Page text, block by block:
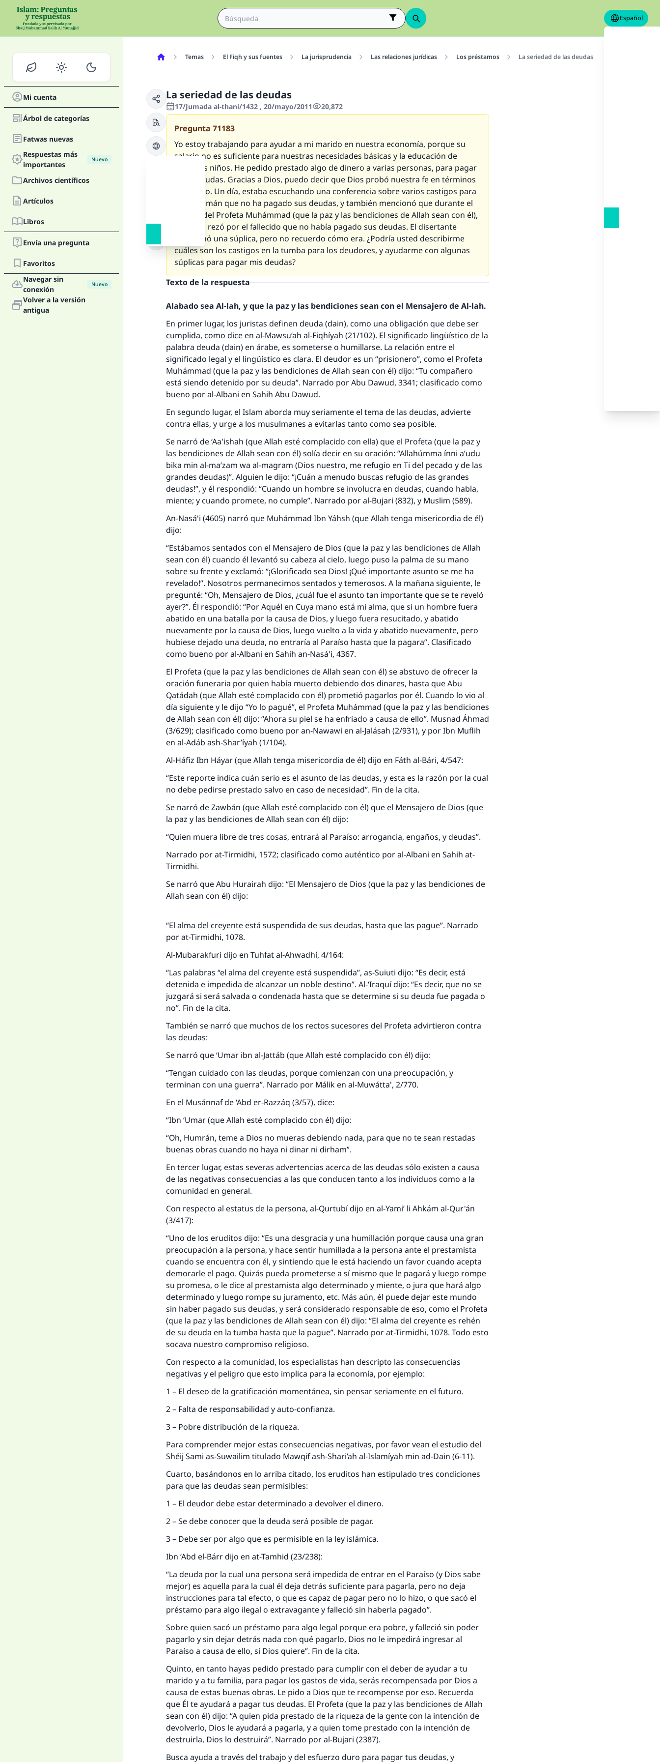
Español
Mi cuenta
Árbol de categorías
Fatwas nuevas
Respuestas más
importantes
Nuevo
Archivos científicos
Artículos
Libros
Envía una pregunta
Favoritos
Navegar sin
conexión
Nuevo
Volver a la versión
antigua
Temas El Fiqh y sus fuentes La jurisprudencia Las relaciones jurídicas Los préstamos La seriedad de las deudas
La seriedad de las deudas
17/Jumada al-thani/1432 , 20/mayo/2011 20,872
Pregunta 71183
Yo estoy trabajando para ayudar a mi marido en nuestra economía, porque su
salario no es suficiente para nuestras necesidades básicas y la educación de
nuestros niños. He pedido prestado algo de dinero a varias personas, para pagar
otras deudas. Gracias a Dios, puedo decir que Dios probó nuestra fe en términos
de dinero. Un día, estaba escuchando una conferencia sobre varios castigos para
el musulmán que no ha pagado sus deudas, y también mencionó que durante el
tiempo del Profeta Muhámmad (que la paz y las bendiciones de Allah sean con él),
él nunca rezó por el fallecido que no había pagado sus deudas. El disertante
mencionó una súplica, pero no recuerdo cómo era. ¿Podría usted describirme
cuáles son los castigos en la tumba para los deudores, y ayudarme con algunas
súplicas para pagar mis deudas?
Texto de la respuesta
Alabado sea Al-lah, y que la paz y las bendiciones sean con el Mensajero de Al-lah.
En primer lugar, los juristas definen deuda (dain), como una obligación que debe ser
cumplida, como dice en al-Mawsu’ah al-Fiqhíyah (21/102). El significado lingüístico de la
palabra deuda (dain) en árabe, es someterse o humillarse. La relación entre el
significado legal y el lingüístico es clara. El deudor es un “prisionero”, como el Profeta
Muhámmad (que la paz y las bendiciones de Allah sean con él) dijo: “Tu compañero
está siendo detenido por su deuda”. Narrado por Abu Dawud, 3341; clasificado como
bueno por al-Albani en Sahih Abu Dawud.
En segundo lugar, el Islam aborda muy seriamente el tema de las deudas, advierte
contra ellas, y urge a los musulmanes a evitarlas tanto como sea posible.
Se narró de ‘Aa'ishah (que Allah esté complacido con ella) que el Profeta (que la paz y
las bendiciones de Allah sean con él) solía decir en su oración: “Allahúmma ínni a’udu
bika min al-ma’zam wa al-magram (Dios nuestro, me refugio en Ti del pecado y de las
grandes deudas)”. Alguien le dijo: “¡Cuán a menudo buscas refugio de las grandes
deudas!”, y él respondió: “Cuando un hombre se involucra en deudas, cuando habla,
miente; y cuando promete, no cumple”. Narrado por al-Bujari (832), y Muslim (589).
An-Nasá'i (4605) narró que Muhámmad Ibn Yáhsh (que Allah tenga misericordia de él)
dijo:
“Estábamos sentados con el Mensajero de Dios (que la paz y las bendiciones de Allah
sean con él) cuando él levantó su cabeza al cielo, luego puso la palma de su mano
sobre su frente y exclamó: “¡Glorificado sea Dios! ¡Qué importante asunto se me ha
revelado!”. Nosotros permanecimos sentados y temerosos. A la mañana siguiente, le
pregunté: “Oh, Mensajero de Dios, ¿cuál fue el asunto tan importante que se te reveló
ayer?”. Él respondió: “Por Aquél en Cuya mano está mi alma, que si un hombre fuera
abatido en una batalla por la causa de Dios, y luego fuera resucitado, y abatido
nuevamente por la causa de Dios, luego vuelto a la vida y abatido nuevamente, pero
hubiese dejado una deuda, no entraría al Paraíso hasta que la pagara”. Clasificado
como bueno por al-Albani en Sahih an-Nasá'i, 4367.
El Profeta (que la paz y las bendiciones de Allah sean con él) se abstuvo de ofrecer la
oración funeraria por quien había muerto debiendo dos dinares, hasta que Abu
Qatádah (que Allah esté complacido con él) prometió pagarlos por él. Cuando lo vio al
día siguiente y le dijo “Yo lo pagué”, el Profeta Muhámmad (que la paz y las bendiciones
de Allah sean con él) dijo: “Ahora su piel se ha enfriado a causa de ello”. Musnad Áhmad
(3/629); clasificado como bueno por an-Nawawi en al-Jalásah (2/931), y por Ibn Muflih
en al-Adáb ash-Shar’íyah (1/104).
Al-Háfiz Ibn Háyar (que Allah tenga misericordia de él) dijo en Fáth al-Bári, 4/547:
“Este reporte indica cuán serio es el asunto de las deudas, y esta es la razón por la cual
no debe pedirse prestado salvo en caso de necesidad”. Fin de la cita.
Se narró de Zawbán (que Allah esté complacido con él) que el Mensajero de Dios (que
la paz y las bendiciones de Allah sean con él) dijo:
“Quien muera libre de tres cosas, entrará al Paraíso: arrogancia, engaños, y deudas”.
Narrado por at-Tirmidhi, 1572; clasificado como auténtico por al-Albani en Sahih at-
Tirmidhi.
Se narró que Abu Hurairah dijo: “El Mensajero de Dios (que la paz y las bendiciones de
Allah sean con él) dijo:
“El alma del creyente está suspendida de sus deudas, hasta que las pague”. Narrado
por at-Tirmidhi, 1078.
Al-Mubarakfuri dijo en Tuhfat al-Ahwadhí, 4/164:
“Las palabras “el alma del creyente está suspendida”, as-Suiuti dijo: “Es decir, está
detenida e impedida de alcanzar un noble destino”. Al-‘Iraquí dijo: “Es decir, que no se
juzgará si será salvada o condenada hasta que se determine si su deuda fue pagada o
no”. Fin de la cita.
También se narró que muchos de los rectos sucesores del Profeta advirtieron contra
las deudas:
Se narró que ‘Umar ibn al-Jattáb (que Allah esté complacido con él) dijo:
“Tengan cuidado con las deudas, porque comienzan con una preocupación, y
terminan con una guerra”. Narrado por Málik en al-Muwátta', 2/770.
En el Musánnaf de ‘Abd er-Razzáq (3/57), dice:
“Ibn ‘Umar (que Allah esté complacido con él) dijo:
“Oh, Humrán, teme a Dios no mueras debiendo nada, para que no te sean restadas
buenas obras cuando no haya ni dinar ni dirham”.
En tercer lugar, estas severas advertencias acerca de las deudas sólo existen a causa
de las negativas consecuencias a las que conducen tanto a los individuos como a la
comunidad en general.
Con respecto al estatus de la persona, al-Qurtubí dijo en al-Yami’ li Ahkám al-Qur'án
(3/417):
“Uno de los eruditos dijo: “Es una desgracia y una humillación porque causa una gran
preocupación a la persona, y hace sentir humillada a la persona ante el prestamista
cuando se encuentra con él, y sintiendo que le está haciendo un favor cuando acepta
demorarle el pago. Quizás pueda prometerse a sí mismo que le pagará y luego rompe
su promesa, o le dice al prestamista algo determinado y miente, o jura que hará algo
determinado y luego rompe su juramento, etc. Más aún, él puede dejar este mundo
sin haber pagado sus deudas, y será considerado responsable de eso, como el Profeta
(que la paz y las bendiciones de Allah sean con él) dijo: “El alma del creyente es rehén
de su deuda en la tumba hasta que la pague”. Narrado por at-Tirmidhi, 1078. Todo esto
socava nuestro compromiso religioso.
Con respecto a la comunidad, los especialistas han descripto las consecuencias
negativas y el peligro que esto implica para la economía, por ejemplo:
1 – El deseo de la gratificación momentánea, sin pensar seriamente en el futuro.
2 – Falta de responsabilidad y auto-confianza.
3 – Pobre distribución de la riqueza.
Para comprender mejor estas consecuencias negativas, por favor vean el estudio del
Shéij Sami as-Suwailim titulado Mawqif ash-Shari’ah al-Islamíyah min ad-Dain (6-11).
Cuarto, basándonos en lo arriba citado, los eruditos han estipulado tres condiciones
para que las deudas sean permisibles:
1 – El deudor debe estar determinado a devolver el dinero.
2 – Se debe conocer que la deuda será posible de pagar.
3 – Debe ser por algo que es permisible en la ley islámica.
Ibn ‘Abd el-Bárr dijo en at-Tamhid (23/238):
“La deuda por la cual una persona será impedida de entrar en el Paraíso (y Dios sabe
mejor) es aquella para la cual él deja detrás suficiente para pagarla, pero no deja
instrucciones para tal efecto, o que es capaz de pagar pero no lo hizo, o que sacó el
préstamo para algo ilegal o extravagante y falleció sin haberla pagado”.
Sobre quien sacó un préstamo para algo legal porque era pobre, y falleció sin poder
pagarlo y sin dejar detrás nada con qué pagarlo, Dios no le impedirá ingresar al
Paraíso a causa de ello, si Dios quiere”. Fin de la cita.
Quinto, en tanto hayas pedido prestado para cumplir con el deber de ayudar a tu
marido y a tu familia, para pagar los gastos de vida, serás recompensada por Dios a
causa de estas buenas obras. Le pido a Dios que te recompense por eso. Recuerda
que Él te ayudará a pagar tus deudas. El Profeta (que la paz y las bendiciones de Allah
sean con él) dijo: “A quien pida prestado de la riqueza de la gente con la intención de
devolverlo, Dios le ayudará a pagarla, y a quien tome prestado con la intención de
destruirla, Dios lo destruirá”. Narrado por al-Bujari (2387).
Busca ayuda a través del trabajo y del esfuerzo duro para pagar tus deudas, y
La respuesta no. 110845 salvó un matrimonio.
Profeta ﷺ dijo:
misma recompensa que aquellos que lo realicen."
(MUSLIM, 1893)